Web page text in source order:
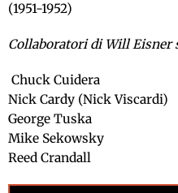
(1951-1952)
Collaboratori di Will Eisner
Chuck Cuidera
Nick Cardy (Nick Viscardi)
George Tuska
Mike Sekowsky
Reed Crandall